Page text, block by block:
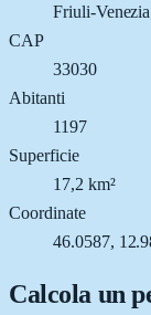
Friuli-
CAP
33030
Abitanti
1197
Superficie
17,2 km²
Coordinate
46.0587,
Calcola un